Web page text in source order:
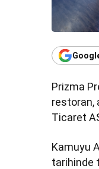
Prizma
restoran,
Ticaret
Kamuyu
tarihinde